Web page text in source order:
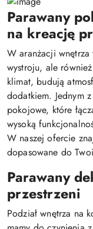
Parawany
na kreację
W aranżacji wnętrza
wystroju, ale
klimat, budują
dodatkiem. Jednym
pokojowe, które
wysoką
W naszej ofercie
dopasowane do
Parawany
przestrzeni
Podział wnętrza na